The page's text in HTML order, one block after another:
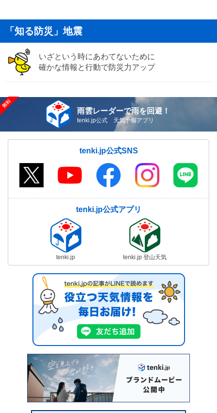
「知る防災」地震
いざという時にあわてないために
確かな情報と行動で防災力アップ
雨雲レーダーで雨を回避！
tenki.jp公式 天気予報アプリ
tenki.jp公式SNS
tenki.jp公式アプリ
tenki.jp tenki.jp 登山天気